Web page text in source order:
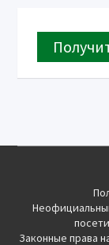
Законные права